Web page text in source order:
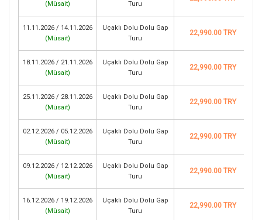
(Müsait) Turu
11.11.2026 / 14.11.2026
(Müsait)
Uçaklı Dolu Dolu Gap
Turu
22,990.00 TRY
18.11.2026 / 21.11.2026
(Müsait)
Uçaklı Dolu Dolu Gap
Turu
22,990.00 TRY
25.11.2026 / 28.11.2026
(Müsait)
Uçaklı Dolu Dolu Gap
Turu
22,990.00 TRY
02.12.2026 / 05.12.2026
(Müsait)
Uçaklı Dolu Dolu Gap
Turu
22,990.00 TRY
09.12.2026 / 12.12.2026
(Müsait)
Uçaklı Dolu Dolu Gap
Turu
22,990.00 TRY
16.12.2026 / 19.12.2026
(Müsait)
Uçaklı Dolu Dolu Gap
Turu
22,990.00 TRY